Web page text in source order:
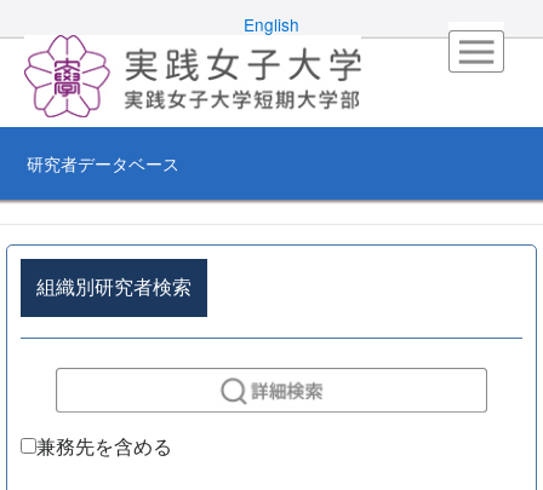
English
研究者データベース
組織別研究者検索
兼務先を含める